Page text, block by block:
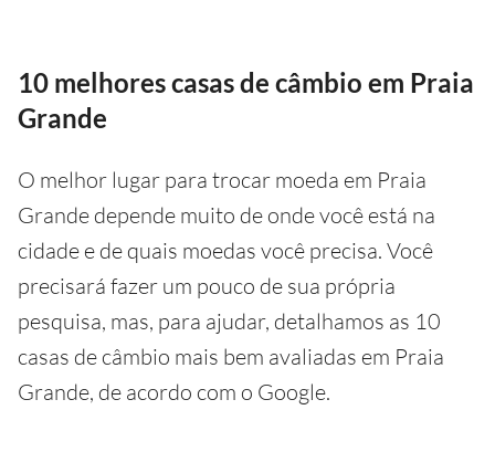
10 melhores casas de câmbio em Praia
Grande
O melhor lugar para trocar moeda em Praia
Grande depende muito de onde você está na
cidade e de quais moedas você precisa. Você
precisará fazer um pouco de sua própria
pesquisa, mas, para ajudar, detalhamos as 10
casas de câmbio mais bem avaliadas em Praia
Grande, de acordo com o Google.